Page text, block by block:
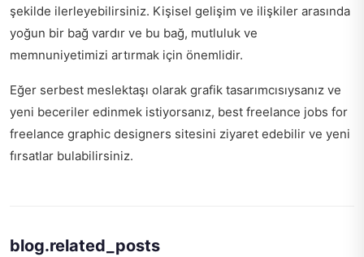
şekilde ilerleyebilirsiniz. Kişisel gelişim ve ilişkiler arasında
yoğun bir bağ vardır ve bu bağ, mutluluk ve
memnuniyetimizi artırmak için önemlidir.
Eğer serbest meslektaşı olarak grafik tasarımcısıysanız ve
yeni beceriler edinmek istiyorsanız, best freelance jobs for
freelance graphic designers sitesini ziyaret edebilir ve yeni
fırsatlar bulabilirsiniz.
blog.related_posts